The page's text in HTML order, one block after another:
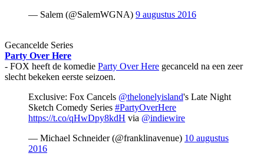
— Salem (@SalemWGNA) 9 augustus 2016
Gecancelde Series
Party Over Here
- FOX heeft de komedie Party Over Here gecanceld na een zeer
slecht bekeken eerste seizoen.
Exclusive: Fox Cancels @thelonelyisland's Late Night
Sketch Comedy Series #PartyOverHere
https://t.co/qHwDpy8kdH via @indiewire
— Michael Schneider (@franklinavenue) 10 augustus
2016